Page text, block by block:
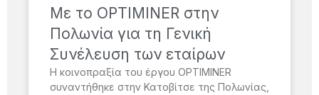
Με το OPTIMINER στην
Πολωνία για τη Γενική
Συνέλευση των εταίρων
Η κοινοπραξία του έργου OPTIMINER
συναντήθηκε στην Κατοβίτσε της Πολωνίας,